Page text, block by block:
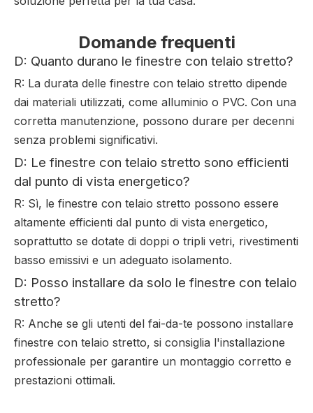
Domande frequenti
D: Quanto durano le finestre con telaio stretto?
R: La durata delle finestre con telaio stretto dipende
dai materiali utilizzati, come alluminio o PVC. Con una
corretta manutenzione, possono durare per decenni
senza problemi significativi.
D: Le finestre con telaio stretto sono efficienti
dal punto di vista energetico?
R: Sì, le finestre con telaio stretto possono essere
altamente efficienti dal punto di vista energetico,
soprattutto se dotate di doppi o tripli vetri, rivestimenti
basso emissivi e un adeguato isolamento.
D: Posso installare da solo le finestre con telaio
stretto?
R: Anche se gli utenti del fai-da-te possono installare
finestre con telaio stretto, si consiglia l'installazione
professionale per garantire un montaggio corretto e
prestazioni ottimali.